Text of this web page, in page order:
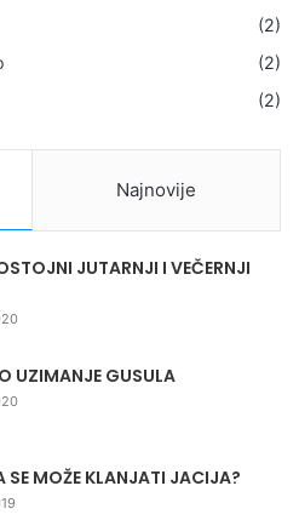
(2)
(2)
(2)
Najnovije
JUTARNJI I VEČERNJI
UZIMANJE GUSULA
SE MOŽE KLANJATI JACIJA?